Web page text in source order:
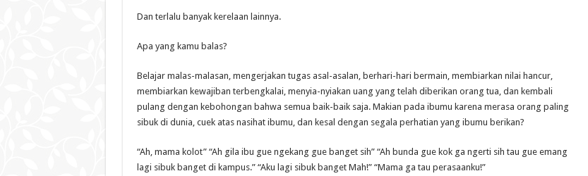
Dan terlalu banyak kerelaan lainnya.
Apa yang kamu balas?
Belajar malas-malasan, mengerjakan tugas asal-asalan, berhari-hari bermain, membiarkan nilai hancur,
membiarkan kewajiban terbengkalai, menyia-nyiakan uang yang telah diberikan orang tua, dan kembali
pulang dengan kebohongan bahwa semua baik-baik saja. Makian pada ibumu karena merasa orang paling
sibuk di dunia, cuek atas nasihat ibumu, dan kesal dengan segala perhatian yang ibumu berikan?
“Ah, mama kolot” “Ah gila ibu gue ngekang gue banget sih” “Ah bunda gue kok ga ngerti sih tau gue emang
lagi sibuk banget di kampus.” “Aku lagi sibuk banget Mah!” “Mama ga tau perasaanku!”